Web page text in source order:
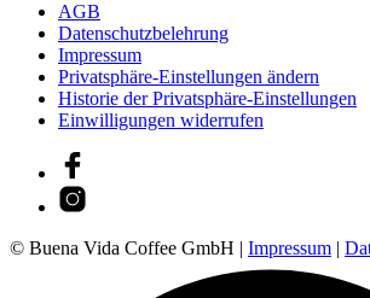
AGB
Datenschutzbelehrung
Impressum
Privatsphäre-Einstellungen ändern
Historie der Privatsphäre-Einstellungen
Einwilligungen widerrufen
© Buena Vida Coffee GmbH | Impressum |